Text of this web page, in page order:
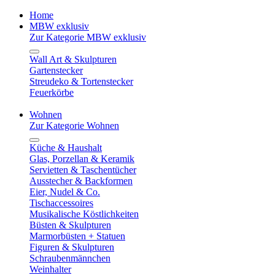
Home
MBW exklusiv
Zur Kategorie MBW exklusiv
Wall Art & Skulpturen
Gartenstecker
Streudeko & Tortenstecker
Feuerkörbe
Wohnen
Zur Kategorie Wohnen
Küche & Haushalt
Glas, Porzellan & Keramik
Servietten & Taschentücher
Ausstecher & Backformen
Eier, Nudel & Co.
Tischaccessoires
Musikalische Köstlichkeiten
Büsten & Skulpturen
Marmorbüsten + Statuen
Figuren & Skulpturen
Schraubenmännchen
Weinhalter